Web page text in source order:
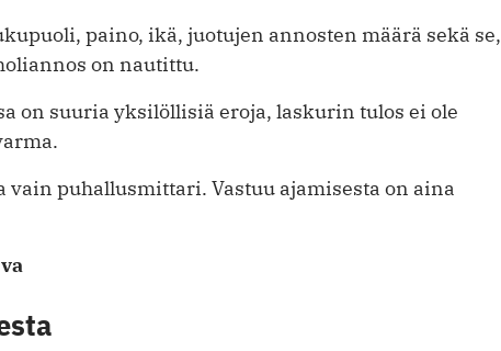
paino, ikä, juotujen annosten määrä sekä se,
on nautittu.
on suuria yksilöllisiä eroja, laskurin tulos ei ole
puhallusmittari. Vastuu ajamisesta on aina